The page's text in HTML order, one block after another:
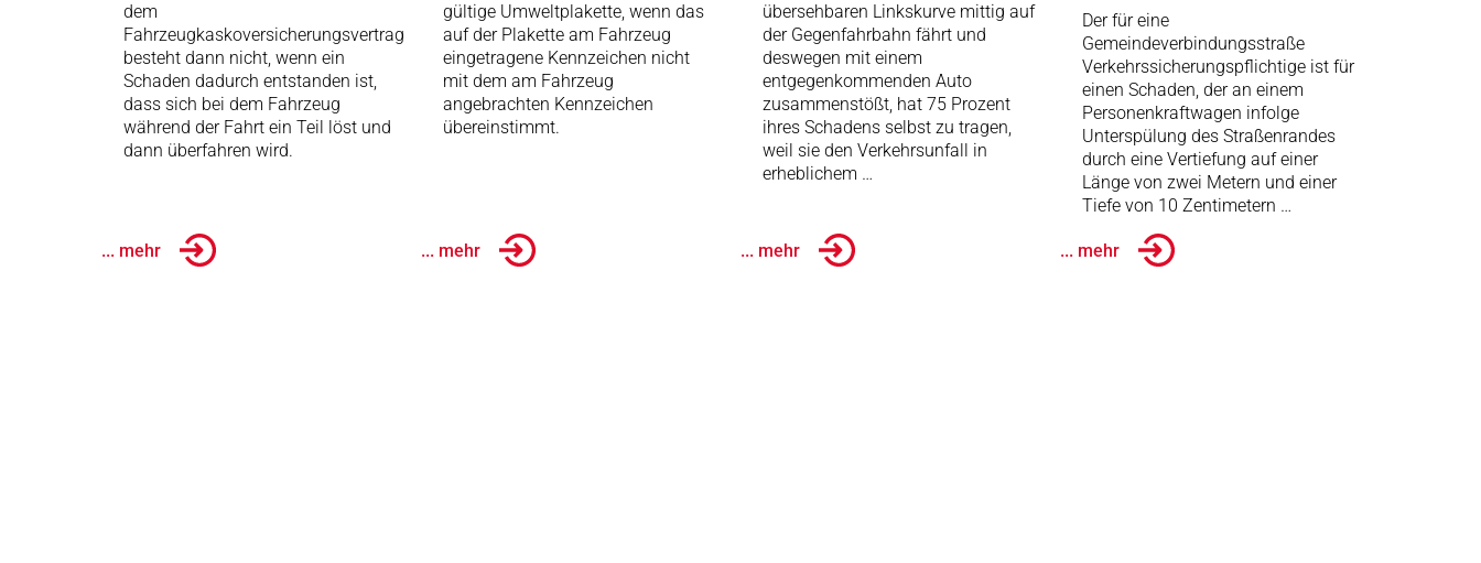
dem
Fahrzeugkaskoversicherungsvertrag
besteht dann nicht, wenn ein
Schaden dadurch entstanden ist,
dass sich bei dem Fahrzeug
während der Fahrt ein Teil löst und
dann überfahren wird.
... mehr
gültige Umweltplakette, wenn das
auf der Plakette am Fahrzeug
eingetragene Kennzeichen nicht
mit dem am Fahrzeug
angebrachten Kennzeichen
übereinstimmt.
... mehr
übersehbaren Linkskurve mittig auf
der Gegenfahrbahn fährt und
deswegen mit einem
entgegenkommenden Auto
zusammenstößt, hat 75 Prozent
ihres Schadens selbst zu tragen,
weil sie den Verkehrsunfall in
erheblichem …
... mehr
Der für eine
Gemeindeverbindungsstraße
Verkehrssicherungspflichtige ist für
einen Schaden, der an einem
Personenkraftwagen infolge
Unterspülung des Straßenrandes
durch eine Vertiefung auf einer
Länge von zwei Metern und einer
Tiefe von 10 Zentimetern …
... mehr